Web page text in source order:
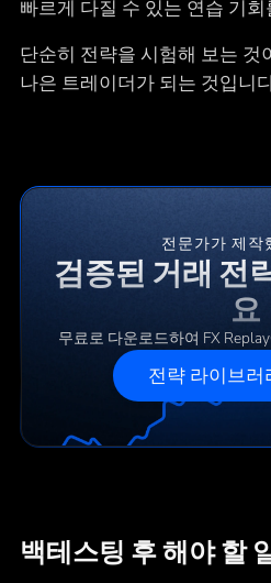
빠르게 다질 수 있는 연습 기
단순히 전략을 시험해 보는 것
나은 트레이더가 되는 것입니
전문가가 제작
검증된 거래 전
요
무료로 다운로드하여 FX
전략 라이브러
백테스팅 후 해야 할